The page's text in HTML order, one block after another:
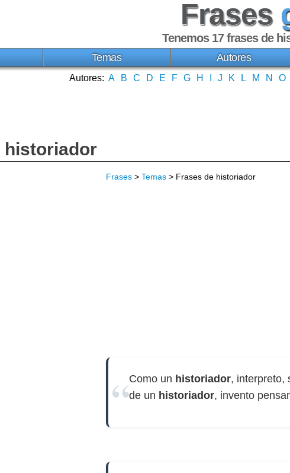
Frases
Tenemos 17frases de
Temas Autores
Autores: A B C D E F G H J K L M N O
historiador
Frases > Temas > Frases de historiador
Como un historiador, interpreto,
de un historiador, invento